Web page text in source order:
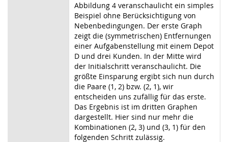
Abbildung 4 veranschaulicht ein simples
Beispiel ohne Berücksichtigung von
Nebenbedingungen. Der erste Graph
zeigt die (symmetrischen) Entfernungen
einer Aufgabenstellung mit einem Depot
D und drei Kunden. In der Mitte wird
der Initialschritt veranschaulicht. Die
größte Einsparung ergibt sich nun durch
die Paare (1, 2) bzw. (2, 1), wir
entscheiden uns zufällig für das erste.
Das Ergebnis ist im dritten Graphen
dargestellt. Hier sind nur mehr die
Kombinationen (2, 3) und (3, 1) für den
folgenden Schritt zulässig.